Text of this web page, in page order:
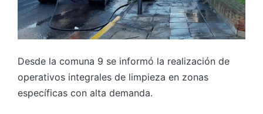
Desde la comuna 9 se informó la realización de
operativos integrales de limpieza en zonas
específicas con alta demanda.